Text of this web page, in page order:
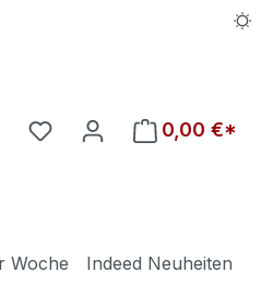
Du hast 0 Produkte auf
0,00 €*
Woche
Indeed Neuheiten